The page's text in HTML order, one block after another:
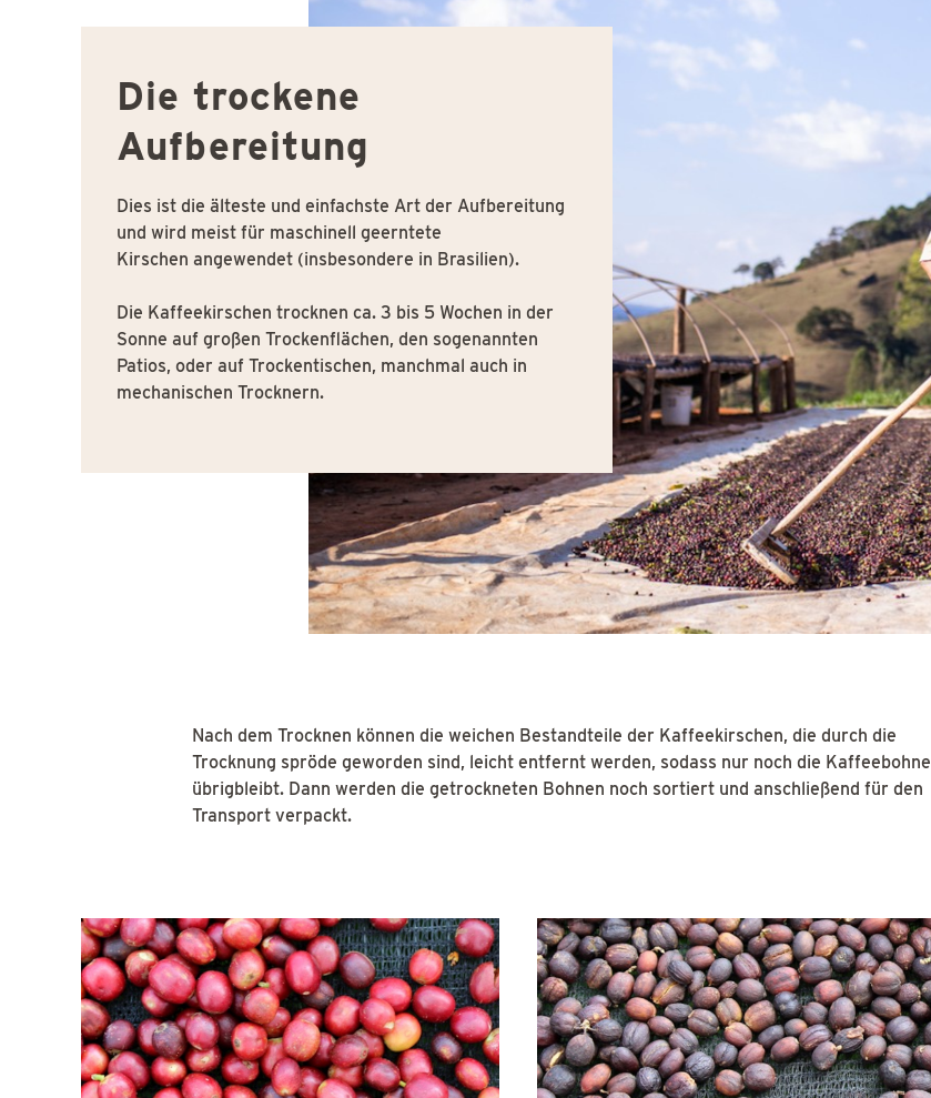
Die trockene
Aufbereitung
Dies ist die älteste und einfachste Art der Aufbereitung
und wird meist für maschinell geerntete
Kirschen angewendet (insbesondere in Brasilien).
Die Kaffeekirschen trocknen ca. 3 bis 5 Wochen in der
Sonne auf großen Trockenflächen, den sogenannten
Patios, oder auf Trockentischen, manchmal auch in
mechanischen Trocknern.
Nach dem Trocknen können die weichen Bestandteile der Kaffeekirschen, die durch die
Trocknung spröde geworden sind, leicht entfernt werden, sodass nur noch die Kaffeebohne
übrigbleibt. Dann werden die getrockneten Bohnen noch sortiert und anschließend für den
Transport verpackt.